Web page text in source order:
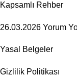
Kapsamlı Rehber
26.03.2026 Yorum
Yasal Belgeler
Gizlilik Politikası